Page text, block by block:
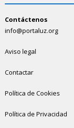
Contáctenos
info@portaluz.org
Aviso legal
Contactar
Política de Cookies
Política de Privacidad